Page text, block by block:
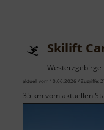
Skilift
Westerzgebirge
aktuell vom 10.06.2026 / Zugriffe:
35 km vom aktuellen